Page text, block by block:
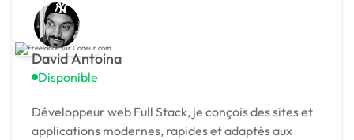
David Antoina
Disponible
Développeur web Full Stack, je conçois des sites et
applications modernes, rapides et adaptés aux